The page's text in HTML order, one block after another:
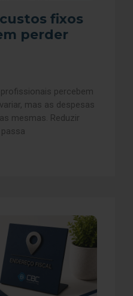
fixos
perder
percebem
mas as despesas
mesmas. Reduzir